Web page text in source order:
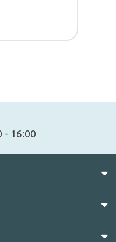
- 16:00